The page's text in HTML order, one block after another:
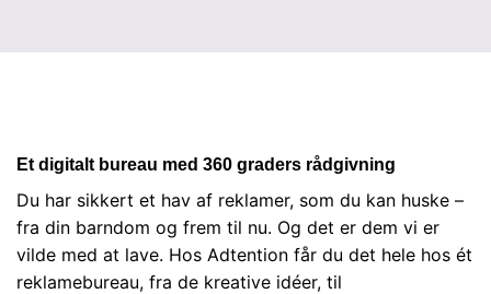
Et digitalt bureau med 360 graders rådgivning
Du har sikkert et hav af reklamer, som du kan huske –
fra din barndom og frem til nu. Og det er dem vi er
vilde med at lave. Hos Adtention får du det hele hos ét
reklamebureau, fra de kreative idéer, til